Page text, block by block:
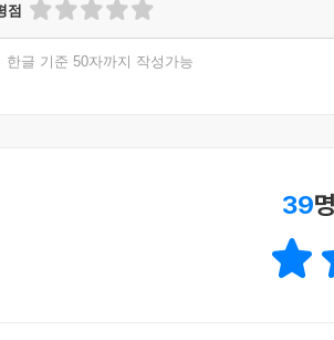
점
한글 기준 50자까지 작성가능
39